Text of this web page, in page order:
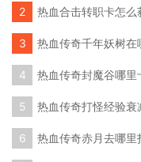
热血合击转职卡怎么
热血传奇千年妖树在
热血传奇封魔谷哪里
热血传奇打怪经验衰
热血传奇赤月去哪里